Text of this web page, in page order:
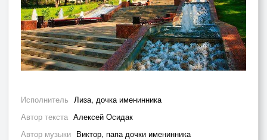
Исполнитель Лиза, дочка именинника
Автор текста Алексей Осидак
Автор музыки Виктор, папа дочки именинника